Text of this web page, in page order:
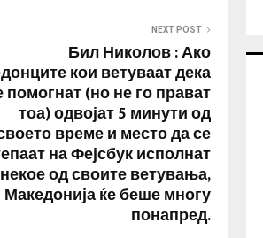
NEXT POST
Бил Николов : Ако
кои ветуваат дека
помогнат (но не го прават
тоа) одвојат 5 минути од
време и место да се
на Фејсбук исполнат
некое од своите ветувања,
Македонија ќе беше многу
понапред.